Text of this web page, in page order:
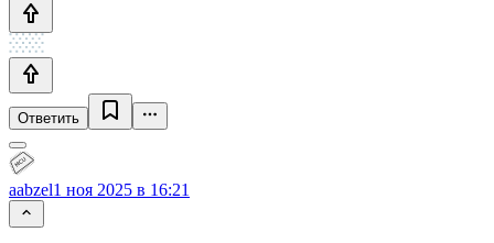
Ответить
aabzel1 ноя 2025 в 16:21